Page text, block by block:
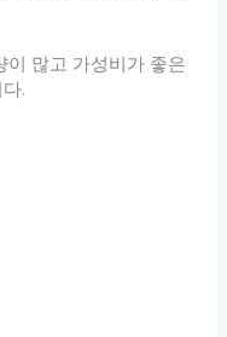
이 많고 가성비가 좋은
.